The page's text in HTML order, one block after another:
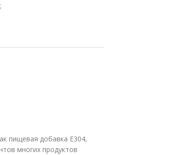
пищевая добавка Е304,
многих продуктов